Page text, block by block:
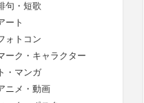
句・短歌
ート
ォトコン
ーク・キャラクター
・マンガ
ニメ・動画